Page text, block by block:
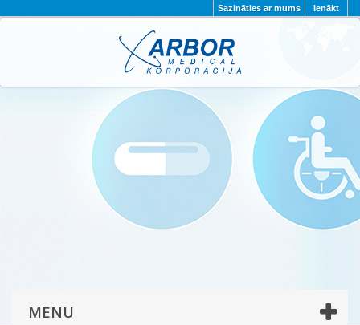
Ienākt
Sazināties ar mums
PAR MUMS PROJEKTI
KONTAKTI
PRIVĀTUMA POLITIKA
MENU